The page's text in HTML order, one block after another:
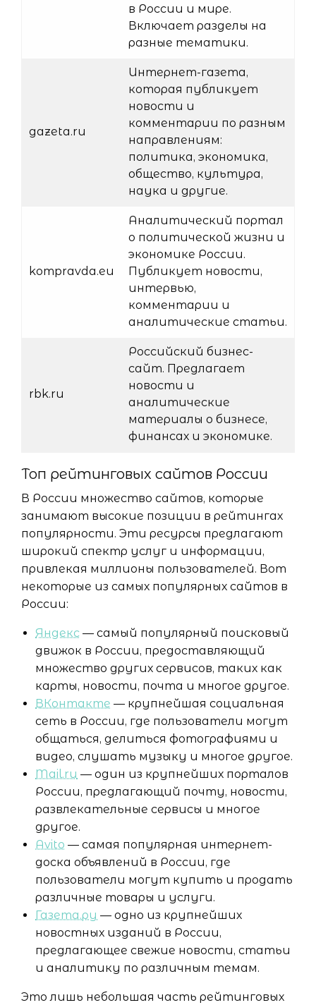
в России и мире.
Включает разделы на
разные тематики.
gazeta.ru
Интернет-газета,
которая публикует
новости и
комментарии по разным
направлениям:
политика, экономика,
общество, культура,
наука и другие.
kompravda.eu
Аналитический портал
о политической жизни и
экономике России.
Публикует новости,
интервью,
комментарии и
аналитические статьи.
rbk.ru
Российский бизнес-
сайт. Предлагает
новости и
аналитические
материалы о бизнесе,
финансах и экономике.
Топ рейтинговых сайтов России
В России множество сайтов, которые
занимают высокие позиции в рейтингах
популярности. Эти ресурсы предлагают
широкий спектр услуг и информации,
привлекая миллионы пользователей. Вот
некоторые из самых популярных сайтов в
России:
Яндекс — самый популярный поисковый
движок в России, предоставляющий
множество других сервисов, таких как
карты, новости, почта и многое другое.
ВКонтакте — крупнейшая социальная
сеть в России, где пользователи могут
общаться, делиться фотографиями и
видео, слушать музыку и многое другое.
Mail.ru — один из крупнейших порталов
России, предлагающий почту, новости,
развлекательные сервисы и многое
другое.
Avito — самая популярная интернет-
доска объявлений в России, где
пользователи могут купить и продать
различные товары и услуги.
Газета.ру — одно из крупнейших
новостных изданий в России,
предлагающее свежие новости, статьи
и аналитику по различным темам.
Это лишь небольшая часть рейтинговых